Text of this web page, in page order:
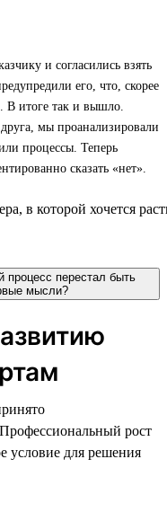
и согласились взять
его, что, скорее
В итоге так и вышло.
мы проанализировали
процессы. Теперь
сказать «нет».
процесс перестал быть
мысли?
рост
условие для решения